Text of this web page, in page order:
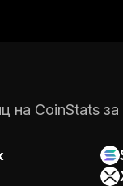
CoinStats за